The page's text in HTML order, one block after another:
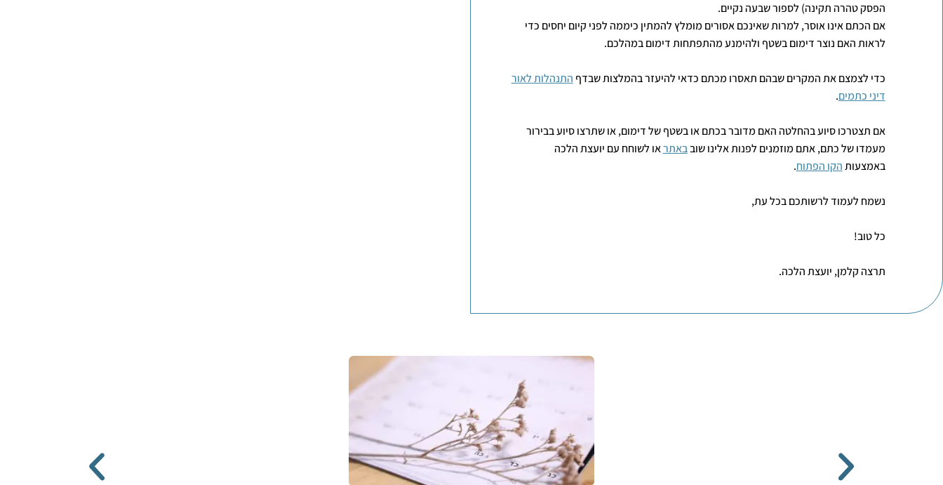
הפסק טהרה תקינה) לספור שבעה נקיים.
אם הכתם אינו אוסר, למרות שאינכם אסורים מומלץ להמתין כיממה לפני קיום יחסים כדי
לראות האם נוצר דימום בשטף ולהימנע מהתפתחות דימום במהלכם.
כדי לצמצם את המקרים שבהם תאסרו מכתם כדאי להיעזר בהמלצות שבדף התנהלות לאור
דיני כתמים.
אם תצטרכו סיוע בהחלטה האם מדובר בכתם או בשטף של דימום, או שתרצו סיוע בבירור
מעמדו של כתם, אתם מוזמנים לפנות אלינו שובבאתראו לשוחח עם יועצת הלכה
באמצעותהקו הפתוח.
נשמח לעמוד לרשותכם בכל עת,
כל טוב!
תרצה קלמן, יועצת הלכה.